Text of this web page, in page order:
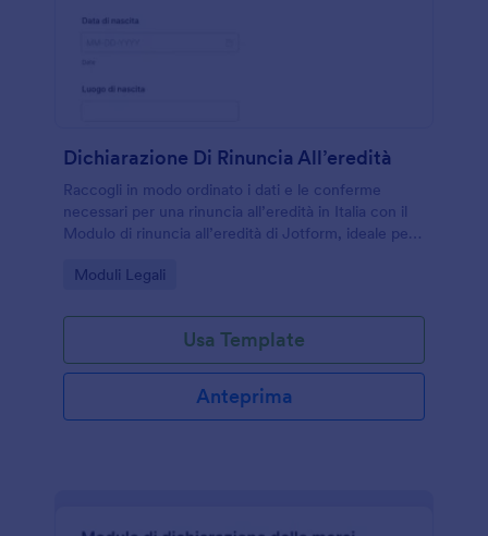
Dichiarazione Di Rinuncia All’eredità
Raccogli in modo ordinato i dati e le conferme
necessari per una rinuncia all’eredità in Italia con il
Modulo di rinuncia all’eredità di Jotform, ideale per
successorie.
Go to Category:
Moduli Legali
Usa Template
Anteprima